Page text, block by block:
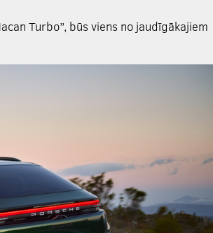
Turbo”, būs viens no jaudīgākajiem